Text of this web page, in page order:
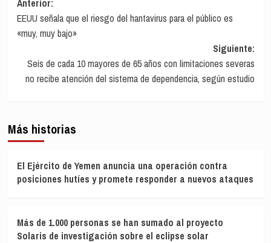
de
entradas
Anterior:
EEUU señala que el riesgo del hantavirus para el público es
«muy, muy bajo»
Siguiente:
Seis de cada 10 mayores de 65 años con limitaciones severas
no recibe atención del sistema de dependencia, según estudio
Más historias
El Ejército de Yemen anuncia una operación contra
posiciones hutíes y promete responder a nuevos ataques
Más de 1.000 personas se han sumado al proyecto
Solaris de investigación sobre el eclipse solar